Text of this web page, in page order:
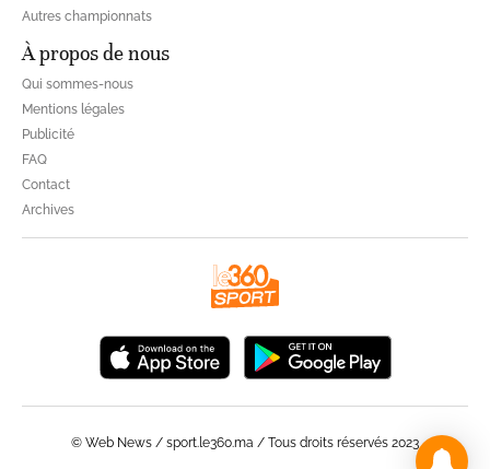
Autres championnats
À propos de nous
Qui sommes-nous
Mentions légales
Publicité
FAQ
Contact
Archives
© Web News / sport.le360.ma / Tous droits réservés 2023